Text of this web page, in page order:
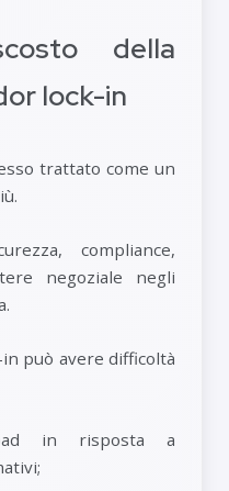
della
lock-in
trattato come un
compliance,
negoziale negli
può avere difficoltà
in risposta a